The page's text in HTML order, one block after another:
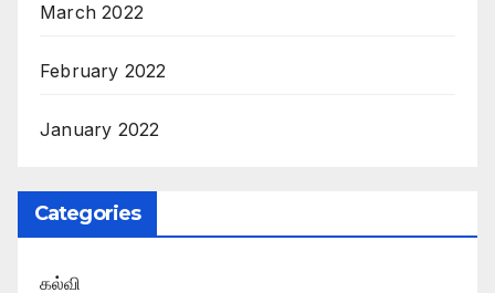
March 2022
February 2022
January 2022
Categories
கல்வி